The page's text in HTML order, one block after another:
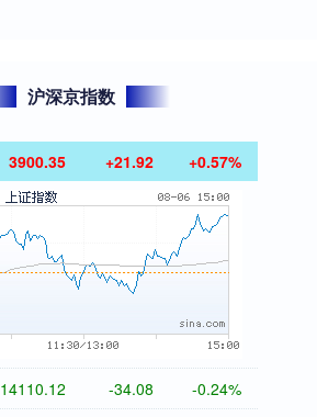
沪深京指数
3900.35 +21.92 +0.57%
14110.12 -34.08 -0.24%